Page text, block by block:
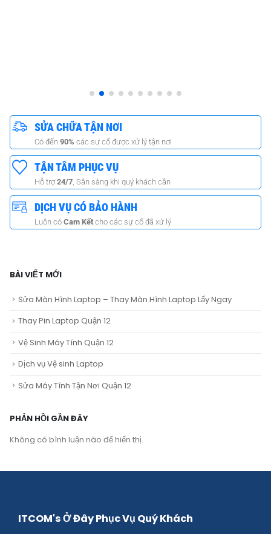
SỬA CHỮA TẬN NƠI
Có đến 90% các sự cố được xử lý tận nơi
TẬN TÂM PHỤC VỤ
Hỗ trợ24/7, Sẵn sàng khi quý khách cần
DỊCH VỤ CÓ BẢO HÀNH
Luôn có Cam Kết cho các sự cố đã xử lý
BÀI VIẾT MỚI
Sửa Màn Hình Laptop – Thay Màn Hình Laptop Lấy Ngay
Thay Pin Laptop Quận 12
Vệ Sinh Máy Tính Quận 12
Dịch vụ Vệ sinh Laptop
Sửa Máy Tính Tận Nơi Quận 12
PHẢN HỒI GẦN ĐÂY
Không có bình luận nào để hiển thị.
ITCOM's Ở Đây Phục Vụ Quý Khách